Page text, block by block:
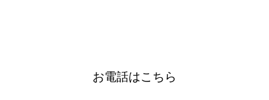
お電話はこちら